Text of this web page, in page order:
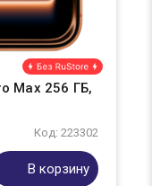
Max 256 ГБ,
Код: 223302
В корзину